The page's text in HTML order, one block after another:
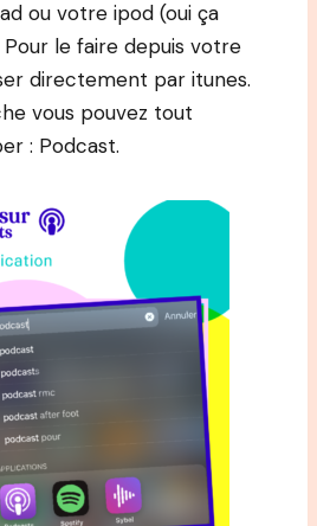
ou votre ipod (oui ça
le faire depuis votre
directement par itunes.
vous pouvez tout
: Podcast.